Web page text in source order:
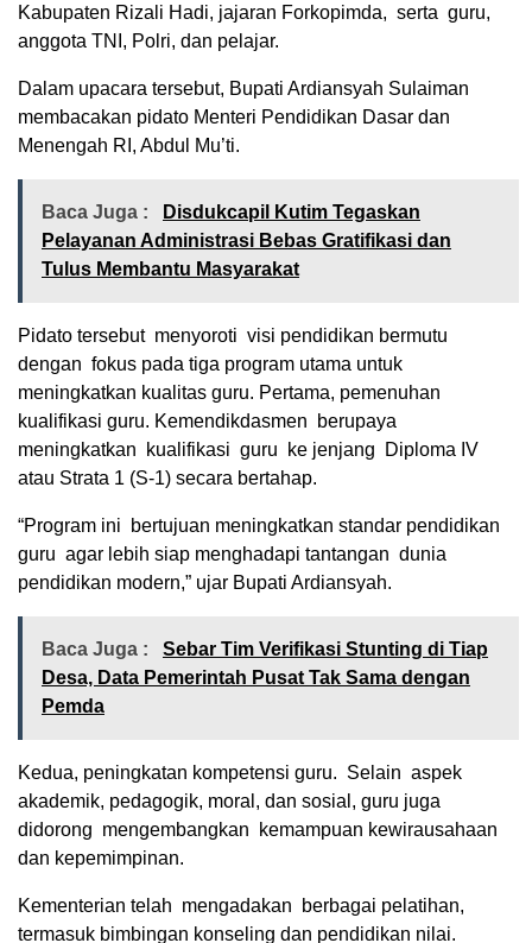
Kabupaten Rizali Hadi, jajaran Forkopimda, serta guru,
anggota TNI, Polri, dan pelajar.
Dalam upacara tersebut, Bupati Ardiansyah Sulaiman
membacakan pidato Menteri Pendidikan Dasar dan
Menengah RI, Abdul Mu’ti.
Baca Juga :
Disdukcapil Kutim Tegaskan
Pelayanan Administrasi Bebas Gratifikasi dan
Tulus Membantu Masyarakat
Pidato tersebut menyoroti visi pendidikan bermutu
dengan fokus pada tiga program utama untuk
meningkatkan kualitas guru. Pertama, pemenuhan
kualifikasi guru. Kemendikdasmen berupaya
meningkatkan kualifikasi guru ke jenjang Diploma IV
atau Strata 1 (S-1) secara bertahap.
“Program ini bertujuan meningkatkan standar pendidikan
guru agar lebih siap menghadapi tantangan dunia
pendidikan modern,” ujar Bupati Ardiansyah.
Baca Juga :
Sebar Tim Verifikasi Stunting di Tiap
Desa, Data Pemerintah Pusat Tak Sama dengan
Pemda
Kedua, peningkatan kompetensi guru. Selain aspek
akademik, pedagogik, moral, dan sosial, guru juga
didorong mengembangkan kemampuan kewirausahaan
dan kepemimpinan.
Kementerian telah mengadakan berbagai pelatihan,
termasuk bimbingan konseling dan pendidikan nilai.